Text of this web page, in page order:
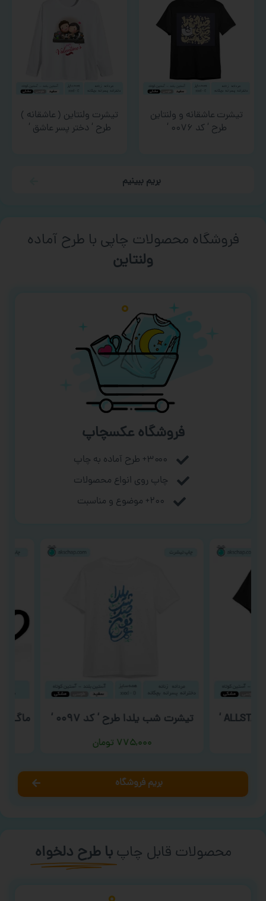
تیشرت عاشقانه و ولنتاین
طرح ‘ کد ۰۰۷۶ ‘
تیشرت ولنتاین ( عاشقانه )
طرح ‘ دختر پسر عاشق ‘
بریم ببینیم
فروشگاه محصولات چاپی با طرح آماده
ورزشی
فروشگاه عکسچاپ
۳۰۰۰+ طرح آماده به چاپ
چاپ روی انواع محصولات
۲۰۰+ موضوع و مناسبت
تیشرت شب یلدا طرح ‘ کد ۰۰۹۷ ‘
۷۷۵,۰۰۰تومان
ماگ روز
بریم فروشگاه
محصولات قابل چاپ با طرح دلخواه